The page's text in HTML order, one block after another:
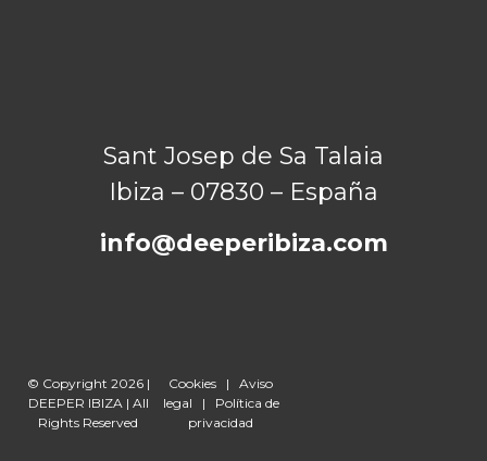
Sant Josep de Sa Talaia
Ibiza – 07830 – España
info@deeperibiza.com
© Copyright 2026 |
DEEPER IBIZA | All
Rights Reserved
Cookies |Aviso
legal | Política de
privacidad